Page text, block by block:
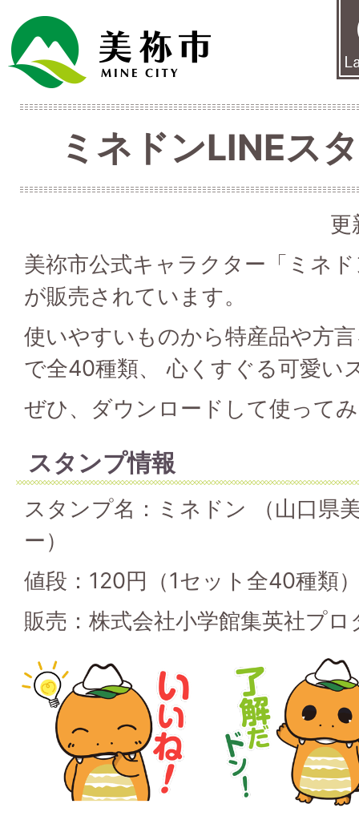
ミネドンLINEス
更
美祢市公式キャラクター「ミネ
が販売されています。
使いやすいものから特産品や方
で全40種類、 心くすぐる可愛い
ぜひ、ダウンロードして使って
スタンプ情報
スタンプ名：ミネドン （山口県
ー）
値段：120円（1セット全40種類
販売：株式会社小学館集英社プ